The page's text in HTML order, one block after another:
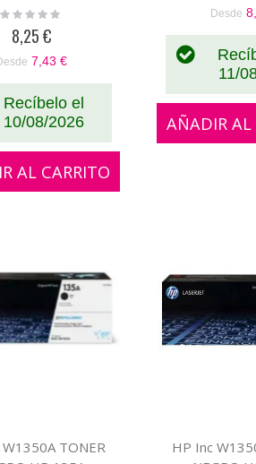
Rating:
8,25 €
7,43 €
Recíbelo el
10/08/2026
AL CARRITO
Desde
11/
AÑADIR AL
TONER
HP Inc